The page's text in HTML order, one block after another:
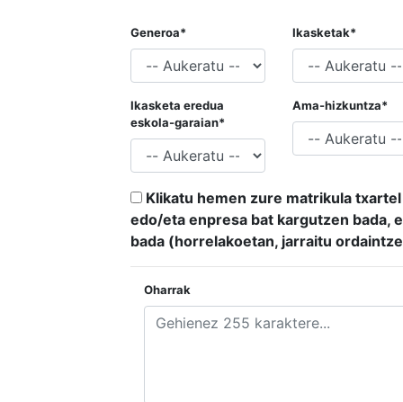
Generoa* Ikasketak*
Ikasketa eredua
eskola-garaian*
Ama-hizkuntza*
Klikatu hemen zure matrikula
edo/eta enpresa bat kargutzen bada,
bada (horrelakoetan, jarraitu
Oharrak